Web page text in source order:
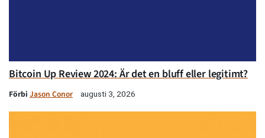
Bitcoin Up Review 2024: Är det en bluff eller legitimt?
Förbi Jason Conor augusti 3, 2026